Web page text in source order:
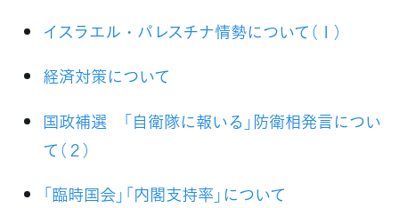
イスラエル・パレスチナ情勢について（１）
経済対策について
国政補選 「自衛隊に報いる」防衛相発言につい
て（２）
「臨時国会」「内閣支持率」について